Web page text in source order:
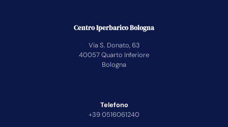
Centro Iperbarico Bologna
Via S. Donato, 63
40057 Quarto Inferiore
Bologna
Telefono
+39 0516061240